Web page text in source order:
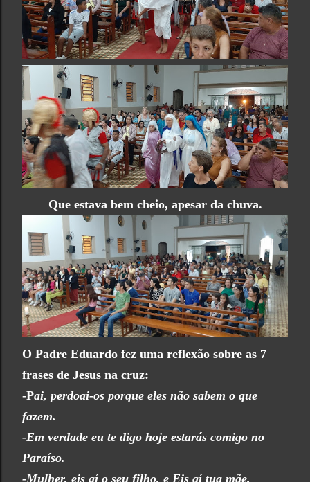
Que estava bem cheio, apesar da chuva.
O Padre Eduardo fez uma reflexão sobre as 7
frases de Jesus na cruz:
-Pai, perdoai-os porque eles não sabem o que
fazem.
-Em verdade eu te digo hoje estarás comigo no
Paraíso.
-Mulher, eis aí o seu filho. e Eis aí tua mãe.